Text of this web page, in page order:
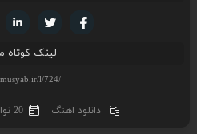
لینک کوتاه
دانلود اهنگ 20 نوامبر 2022